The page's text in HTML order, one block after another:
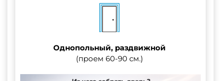
Однопольный, раздвижной
(проем 60-90 см.)